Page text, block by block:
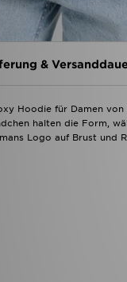
&
Hoodie für Damen
halten die Form,
Logo auf Brust und